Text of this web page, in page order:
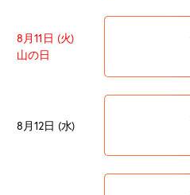
8月11日 (火)
山の日
8月12日 (水)